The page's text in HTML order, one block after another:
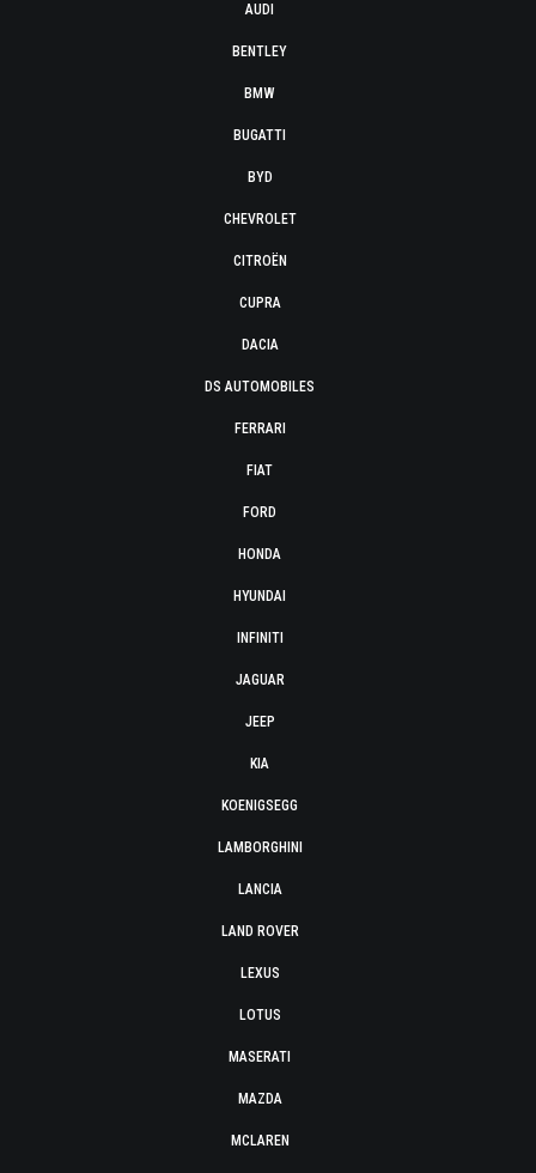
AUDI
BENTLEY
BMW
BUGATTI
BYD
CHEVROLET
CITROËN
CUPRA
DACIA
DS AUTOMOBILES
FERRARI
FIAT
FORD
HONDA
HYUNDAI
INFINITI
JAGUAR
JEEP
KIA
KOENIGSEGG
LAMBORGHINI
LANCIA
LAND ROVER
LEXUS
LOTUS
MASERATI
MAZDA
MCLAREN